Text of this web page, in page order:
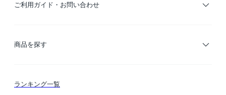
ご利用ガイド・お問い合わせ
ご利用ガイド
商品を探す
カテゴリー検索
ランキング一覧